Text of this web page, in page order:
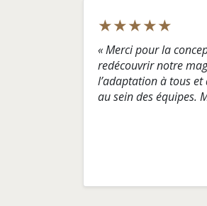
★★★★★
« Merci pour la
redécouvrir notre
l’adaptation à tous
au sein des équipes.